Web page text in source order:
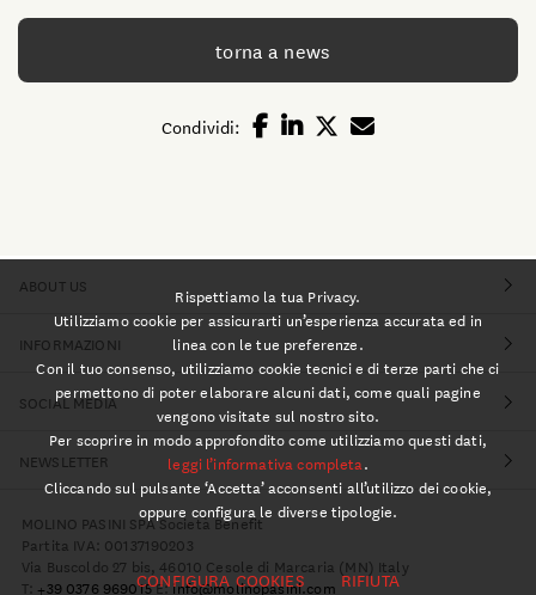
torna a news
Condividi:
ABOUT US
INFORMAZIONI
SOCIAL MEDIA
NEWSLETTER
MOLINO PASINI SPA Società Benefit
Partita IVA: 00137190203
Via Buscoldo 27 bis, 46010 Cesole di Marcaria (MN) Italy
T: +39 0376 969015E:info@molinopasini.com
Rispettiamo la tua Privacy.
Utilizziamo cookie per assicurarti un’esperienza accurata ed in
linea con le tue preferenze.
Con il tuo consenso, utilizziamo cookie tecnici e di terze parti che ci
permettono di poter elaborare alcuni dati, come quali pagine
vengono visitate sul nostro sito.
Per scoprire in modo approfondito come utilizziamo questi dati,
leggi l’informativa completa.
Cliccando sul pulsante ‘Accetta’ acconsenti all’utilizzo dei cookie,
oppure configura le diverse tipologie.
CONFIGURA COOKIES RIFIUTA